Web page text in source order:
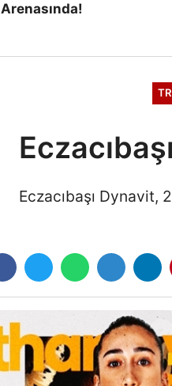
Arenasında!
Eczacıbaşı